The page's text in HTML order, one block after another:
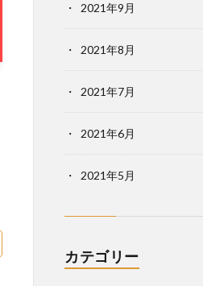
2021年9月
2021年8月
2021年7月
2021年6月
2021年5月
カテゴリー